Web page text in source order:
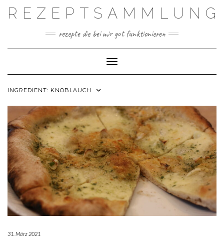
REZEPTSAMMLUNG
rezepte die bei mir gut funktionieren
Toggle Navigation
INGREDIENT: KNOBLAUCH
31. März 2021